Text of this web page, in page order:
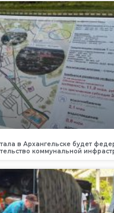
в Архангельске будет
коммунальной